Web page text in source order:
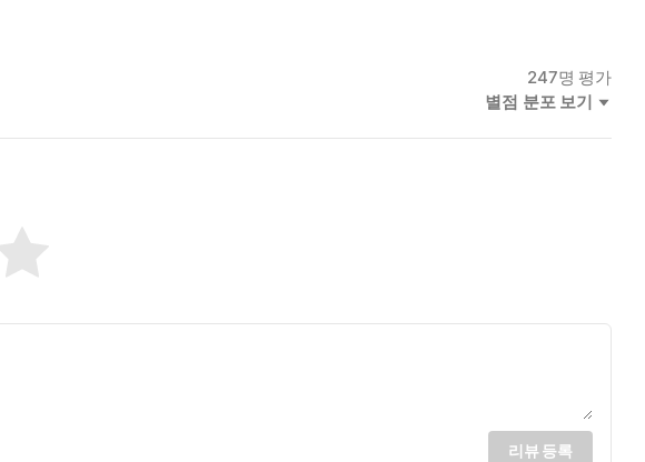
247명 평가
별점 분포 보기
리뷰 등록